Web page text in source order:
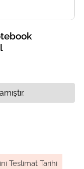
Teslimat Tarihi